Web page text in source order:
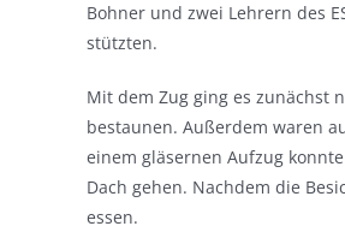
Bohner und zwei Lehrern des
stützten.
Mit dem Zug ging es zunächst
bestaunen. Außerdem waren
einem gläsernen Aufzug
Dach gehen. Nachdem die
essen.